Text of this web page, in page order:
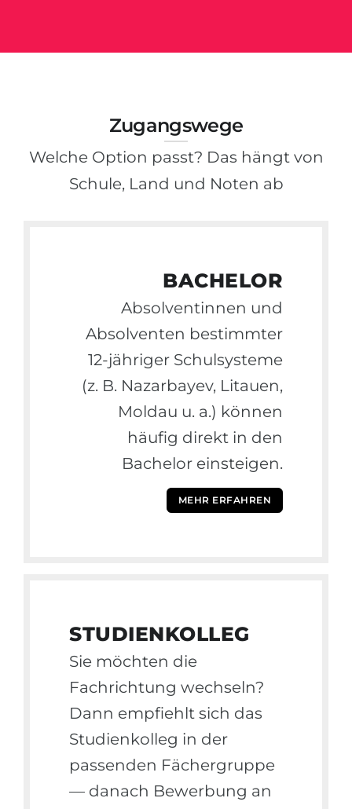
Zugangswege
Welche Option passt? Das hängt von
Schule, Land und Noten ab
BACHELOR
Absolventinnen und
Absolventen bestimmter
12-jähriger Schulsysteme
(z. B. Nazarbayev, Litauen,
Moldau u. a.) können
häufig direkt in den
Bachelor einsteigen.
MEHR ERFAHREN
STUDIENKOLLEG
Sie möchten die
Fachrichtung wechseln?
Dann empfiehlt sich das
Studienkolleg in der
passenden Fächergruppe
— danach Bewerbung an